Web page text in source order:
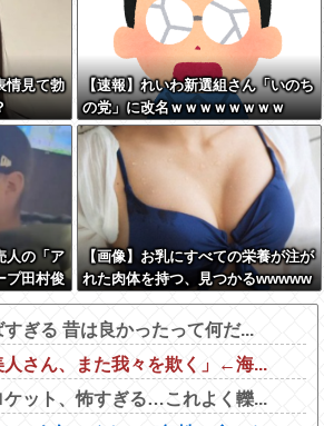
情見て勃
【速報】れいわ新選組さん「いのち
の党」に改名ｗｗｗｗｗｗｗｗ
人の「ア
プ田村俊
キスｗｗ
【画像】お乳にすべての栄養が注が
れた肉体を持つ、見つかるwwwww
w
すぎる 昔は良かったって何だ...
人さん、また我々を欺く」←海...
ケット、怖すぎる…これよく轢...